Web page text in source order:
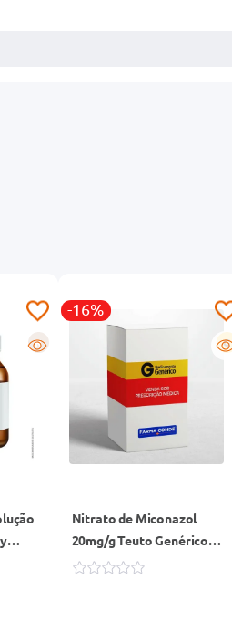
R
-16%
G
Nitrato de Miconazol
20mg/g Teuto Genérico
Creme Vaginal 80g + 14